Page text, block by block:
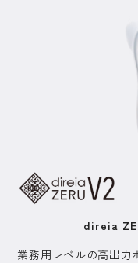
direia
業務用レベルの高出力